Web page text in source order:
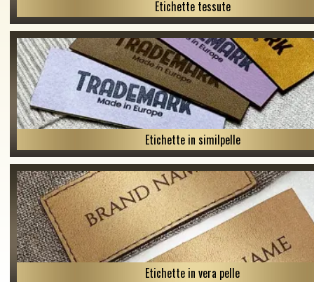
Etichette tessute
Etichette in similpelle
Etichette in vera pelle